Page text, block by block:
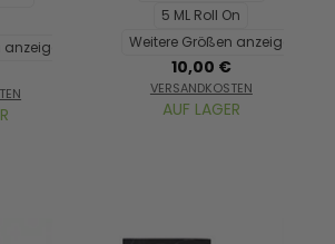
5 ML Roll On
Weitere Größen anzeigen...
10,00 €
VERSANDKOSTEN
AUF LAGER